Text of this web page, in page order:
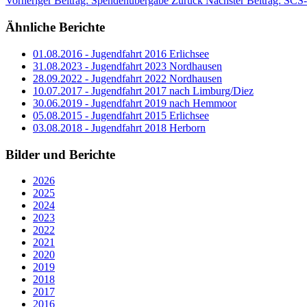
Ähnliche Berichte
01.08.2016 - Jugendfahrt 2016 Erlichsee
31.08.2023 - Jugendfahrt 2023 Nordhausen
28.09.2022 - Jugendfahrt 2022 Nordhausen
10.07.2017 - Jugendfahrt 2017 nach Limburg/Diez
30.06.2019 - Jugendfahrt 2019 nach Hemmoor
05.08.2015 - Jugendfahrt 2015 Erlichsee
03.08.2018 - Jugendfahrt 2018 Herborn
Bilder und Berichte
2026
2025
2024
2023
2022
2021
2020
2019
2018
2017
2016